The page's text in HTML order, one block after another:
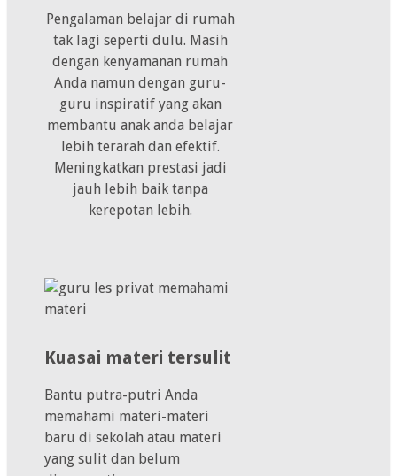
Pengalaman belajar di rumah
tak lagi seperti dulu. Masih
dengan kenyamanan rumah
Anda namun dengan guru-
guru inspiratif yang akan
membantu anak anda belajar
lebih terarah dan efektif.
Meningkatkan prestasi jadi
jauh lebih baik tanpa
kerepotan lebih.
Kuasai materi tersulit
Bantu putra-putri Anda
memahami materi-materi
baru di sekolah atau materi
yang sulit dan belum